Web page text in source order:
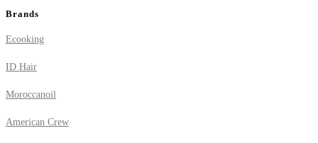
Brands
Ecooking
ID Hair
Moroccanoil
American Crew